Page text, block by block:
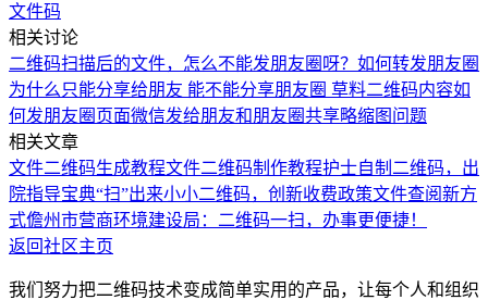
文件码
相关讨论
二维码扫描后的文件，怎么不能发朋友圈呀？ 如何转发朋友圈
为什么只能分享给朋友 能不能分享朋友圈 草料二维码内容如
何发朋友圈 页面微信发给朋友和朋友圈共享略缩图问题
相关文章
文件二维码生成教程文件二维码制作教程护士自制二维码，出
院指导宝典“扫”出来小小二维码，创新收费政策文件查阅新方
式儋州市营商环境建设局：二维码一扫，办事更便捷！
返回社区主页
我们努力把二维码技术变成简单实用的产品，让每个人和组织